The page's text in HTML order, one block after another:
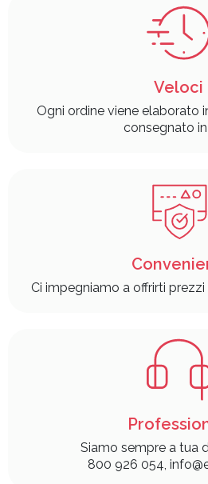
Veloci
Ogni ordine viene elaborato
consegnato
Ci impegniamo a offrirti
Siamo sempre a tua
800 926 054,